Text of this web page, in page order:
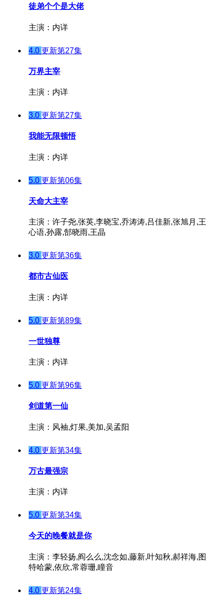
徒弟个个是大佬
主演：内详
4.0 更新第27集
万界主宰
主演：内详
3.0 更新第27集
我能无限顿悟
主演：内详
5.0 更新第06集
天命大主宰
主演：许子尧,张英,李晓宝,乔涛涛,吕佳新,张旭月,王
心语,孙露,郜晓雨,王晶
3.0 更新第36集
都市古仙医
主演：内详
5.0 更新第89集
一世独尊
主演：内详
5.0 更新第96集
剑道第一仙
主演：风袖,灯果,美加,吴孟阳
4.0 更新第34集
万古最强宗
主演：内详
5.0 更新第34集
今天的晚餐就是你
主演：李轻扬,阎么么,沈念如,藤新,叶知秋,郝祥海,图
特哈蒙,依欣,常蓉珊,瞳音
4.0 更新第24集